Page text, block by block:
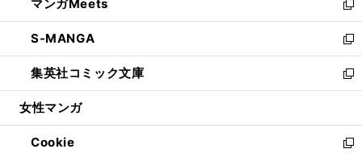
く
で
開
く
ド
ウ
で
開
く
ィ
ン
ド
ウ
で
開
い
ウ
ィ
ン
ド
ウ
開
く
マンガMeets
新
し
い
ウ
ィ
ン
ウ
で
S-MANGA
新
し
い
ウ
ン
ド
集英社コミック文庫
新
し
ウ
ィ
女性マンガ
Cookie
新